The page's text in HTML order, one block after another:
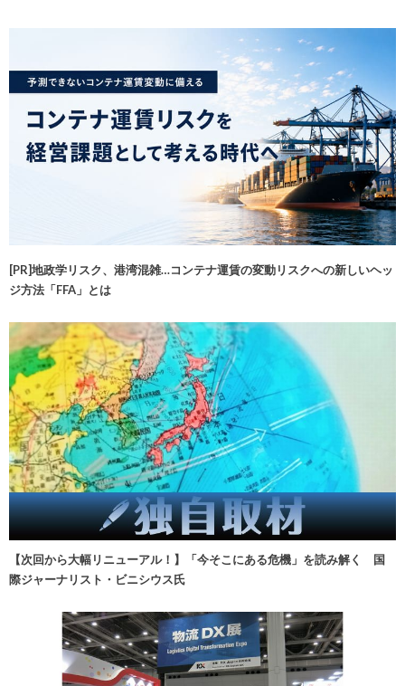
[PR]地政学リスク、港湾混雑…コンテナ運賃の変動リスクへの新しいヘッ
ジ方法「FFA」とは
【次回から大幅リニューアル！】「今そこにある危機」を読み解く 国
際ジャーナリスト・ビニシウス氏